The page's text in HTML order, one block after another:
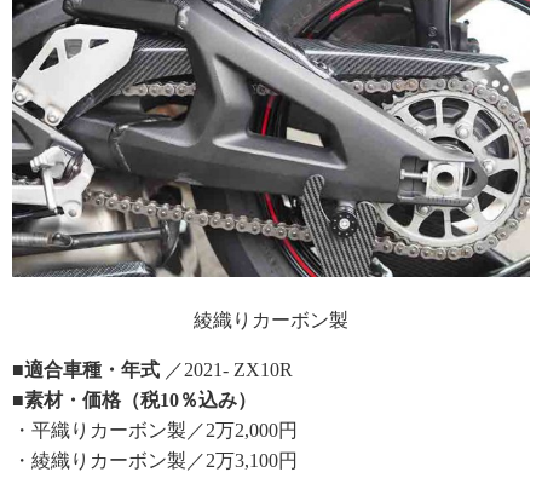
綾織りカーボン製
■適合車種・年式 ／2021- ZX10R
■素材・価格（税10％込み）
・平織りカーボン製／2万2,000円
・綾織りカーボン製／2万3,100円